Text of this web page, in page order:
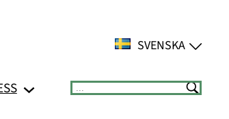
SVENSKA
Suchen